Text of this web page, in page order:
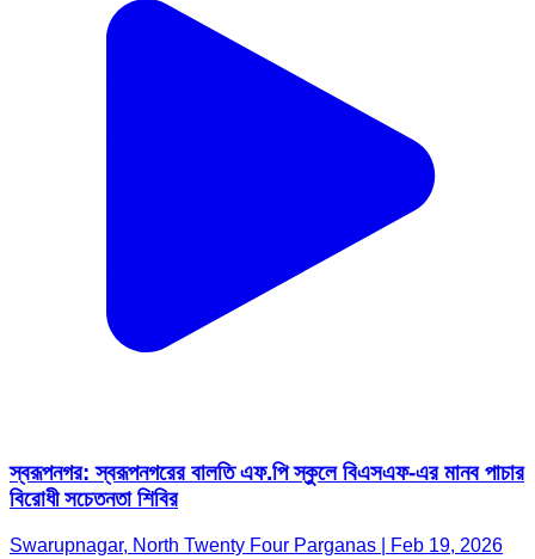
স্বরূপনগর: স্বরূপনগরের বালতি এফ.পি স্কুলে বিএসএফ-এর মানব পাচার
বিরোধী সচেতনতা শিবির
Swarupnagar, North Twenty Four Parganas | Feb 19, 2026